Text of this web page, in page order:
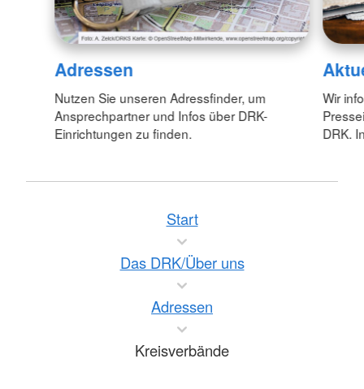
Adressen
Nutzen Sie unseren Adressfinder, um
Ansprechpartner und Infos über DRK-
Einrichtungen zu finden.
Wir
DRK.
Start
Das DRK/Über uns
Adressen
Kreisverbände